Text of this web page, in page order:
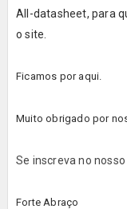
All-datasheet, para
o site.
Ficamos por aqui.
Muito obrigado por
Se inscreva no nosso
Forte Abraço